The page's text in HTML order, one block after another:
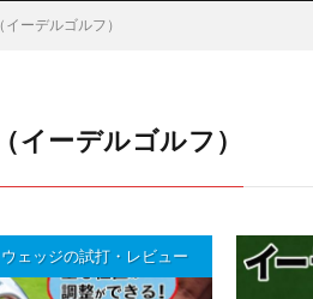
イーデルゴルフ）
イーデルゴルフ）
ウェッジの試打・レビュー